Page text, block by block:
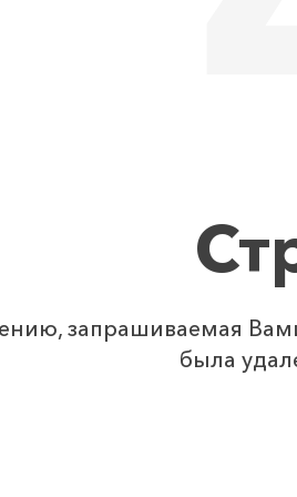
запрашиваемая
была